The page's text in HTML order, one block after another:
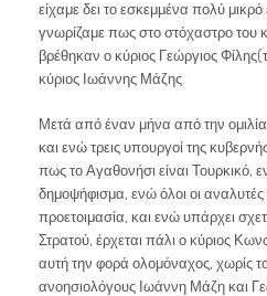
είχαμε δει το εσκεμμένα πολύ
γνωρίζαμε πως στο στόχαστρο του
βρέθηκαν ο κύριος Γεώργιος
κύριος Ιωάννης Μάζης.
Μετά από έναν μήνα από την
και ενώ τρεις υπουργοί της
πως το Αγαθονήσι είναι Τουρκικό,
δημοψήφισμα, ενώ όλοι οι
προετοιμασία, και ενώ υπάρχει
Στρατού, έρχεται πάλι ο κύριος
αυτή την φορά ολομόναχος, χωρίς
ανοησιολόγους Ιωάννη Μάζη και